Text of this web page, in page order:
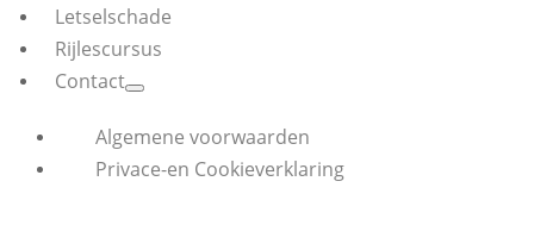
Letselschade
Rijlescursus
Contact
Algemene voorwaarden
Privace-en Cookieverklaring